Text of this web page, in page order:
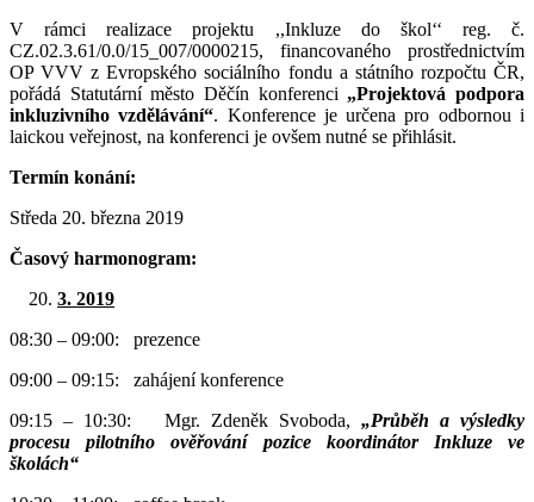
V rámci realizace projektu ,,Inkluze do škol‘‘ reg. č.
CZ.02.3.61/0.0/15_007/0000215, financovaného prostřednictvím
OP VVV z Evropského sociálního fondu a státního rozpočtu ČR,
pořádá Statutární město Děčín konferenci „Projektová podpora
inkluzivního vzdělávání“. Konference je určena pro odbornou i
laickou veřejnost, na konferenci je ovšem nutné se přihlásit.
Termín konání:
Středa 20. března 2019
Časový harmonogram:
3. 2019
08:30 – 09:00: prezence
09:00 – 09:15: zahájení konference
09:15 – 10:30: Mgr. Zdeněk Svoboda, „Průběh a výsledky
procesu pilotního ověřování pozice koordinátor Inkluze ve
školách“